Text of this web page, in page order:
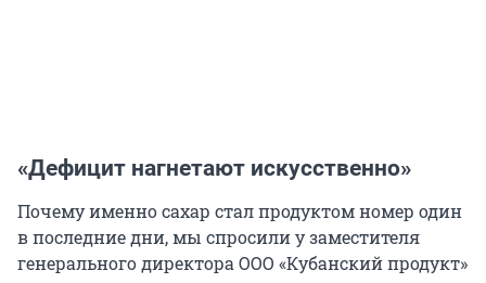
«Дефицит нагнетают искусственно»
Почему именно сахар стал продуктом номер один
в последние дни, мы спросили у заместителя
генерального директора ООО «Кубанский продукт»